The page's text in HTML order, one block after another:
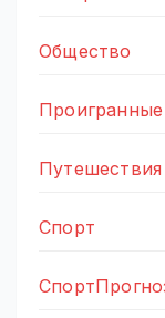
Общество
Путешествия
Спорт